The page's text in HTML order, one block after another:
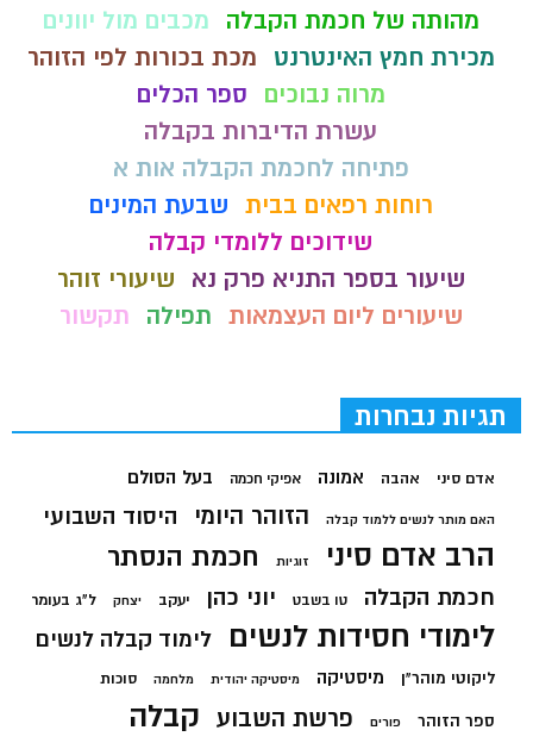
מהותה של חכמת הקבלה
מכבים מול יוונים
מכירת חמץ האינטרנט
מכת בכורות לפי הזוהר
מרוה נבוכים
ספר הכלים
עשרת הדיברות בקבלה
פתיחה לחכמת הקבלה אות א
רוחות רפאים בבית שבעת המינים
שידוכים ללומדי קבלה
שיעור בספר התניא פרק נא
שיעורי זוהר
שיעורים ליום העצמאות תפילה תקשור
תגיות נבחרות
אדם סיני אהבה אמונה אפיקי חכמה בעל הסולם
האם מותר לנשים ללמוד קבלה הזוהר היומי היסוד השבועי
הרב אדם סיני זוגיות חכמת הנסתר
חכמת הקבלה טו בשבט יוני כהן יעקב יצחק ל"ג בעומר
לימודי חסידות לנשים לימוד קבלה לנשים
ליקוטי מוהר"ן מיסטיקה מיסטיקה יהודית מלחמה סוכות
ספר הזוהר פורים פרשת השבוע קבלה